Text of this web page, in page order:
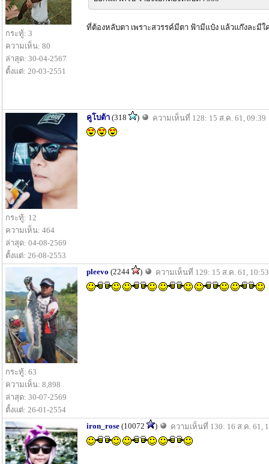
กระทู้: 3
ความเห็น: 80
ล่าสุด: 30-04-2567
ตั้งแต่: 20-03-2551
ที่ต้องหลับตา เพราะสวรรค์มีตา ฟ้ามีแป๋ง แล้วแก๊งละมีใ
กระทู้: 12
ความเห็น: 464
ล่าสุด: 04-08-2569
ตั้งแต่: 26-08-2553
คูโบต้า (318 ) ความเห็นที่ 128: 15 ส.ค. 61, 09:39
กระทู้: 63
ความเห็น: 8,898
ล่าสุด: 30-07-2569
ตั้งแต่: 26-01-2554
pleevo (2244 ) ความเห็นที่ 129: 15 ส.ค. 61, 10:53
iron_rose (10072 ) ความเห็นที่ 130: 16 ส.ค. 61,